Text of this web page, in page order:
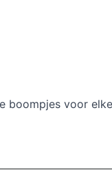
boompjes voor